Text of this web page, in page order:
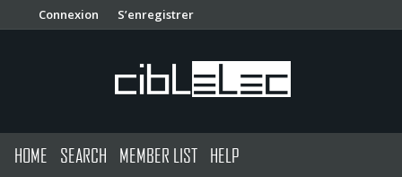
Connexion S’enregistrer
HOME SEARCH MEMBER LIST HELP